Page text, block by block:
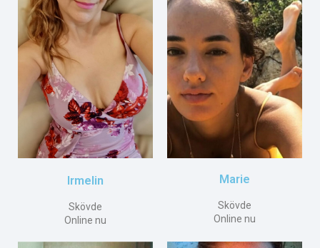
Irmelin
Skövde
Online nu
Marie
Skövde
Online nu